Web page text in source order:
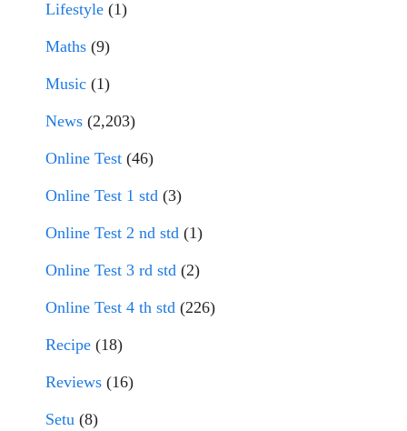
Lifestyle (1)
Maths (9)
Music (1)
News (2,203)
Online Test (46)
Online Test 1 std (3)
Online Test 2 nd std (1)
Online Test 3 rd std (2)
Online Test 4 th std (226)
Recipe (18)
Reviews (16)
Setu (8)